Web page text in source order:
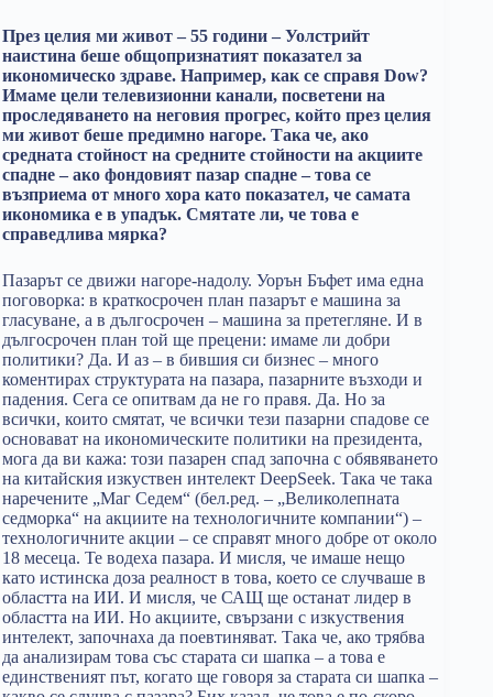
През целия ми живот – 55 години – Уолстрийт
наистина беше общопризнатият показател за
икономическо здраве. Например, как се справя Dow?
Имаме цели телевизионни канали, посветени на
проследяването на неговия прогрес, който през целия
ми живот беше предимно нагоре. Така че, ако
средната стойност на средните стойности на акциите
спадне – ако фондовият пазар спадне – това се
възприема от много хора като показател, че самата
икономика е в упадък. Смятате ли, че това е
справедлива мярка?
Пазарът се движи нагоре-надолу. Уорън Бъфет има една
поговорка: в краткосрочен план пазарът е машина за
гласуване, а в дългосрочен – машина за претегляне. И в
дългосрочен план той ще прецени: имаме ли добри
политики? Да. И аз – в бившия си бизнес – много
коментирах структурата на пазара, пазарните възходи и
падения. Сега се опитвам да не го правя. Да. Но за
всички, които смятат, че всички тези пазарни спадове се
основават на икономическите политики на президента,
мога да ви кажа: този пазарен спад започна с обявяването
на китайския изкуствен интелект DeepSeek. Така че така
наречените „Маг Седем“ (бел.ред. – „Великолепната
седморка“ на акциите на технологичните компании“) –
технологичните акции – се справят много добре от около
18 месеца. Те водеха пазара. И мисля, че имаше нещо
като истинска доза реалност в това, което се случваше в
областта на ИИ. И мисля, че САЩ ще останат лидер в
областта на ИИ. Но акциите, свързани с изкуствения
интелект, започнаха да поевтиняват. Така че, ако трябва
да анализирам това със старата си шапка – а това е
единственият път, когато ще говоря за старата си шапка –